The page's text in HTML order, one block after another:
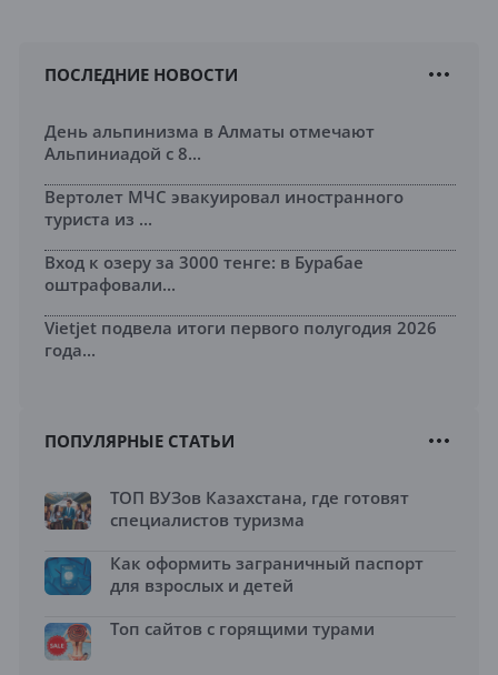
ПОСЛЕДНИЕ НОВОСТИ
День альпинизма в Алматы отмечают
Альпиниадой с 8...
Вертолет МЧС эвакуировал иностранного
туриста из ...
Вход к озеру за 3000 тенге: в Бурабае
оштрафовали...
Vietjet подвела итоги первого полугодия 2026
года...
ПОПУЛЯРНЫЕ СТАТЬИ
ТОП ВУЗов Казахстана, где готовят
специалистов туризма
Как оформить заграничный паспорт
для взрослых и детей
Топ сайтов с горящими турами